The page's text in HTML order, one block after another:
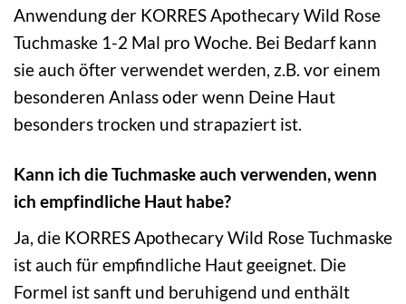
Anwendung der KORRES Apothecary Wild Rose
Tuchmaske 1-2 Mal pro Woche. Bei Bedarf kann
sie auch öfter verwendet werden, z.B. vor einem
besonderen Anlass oder wenn Deine Haut
besonders trocken und strapaziert ist.
Kann ich die Tuchmaske auch verwenden, wenn
ich empfindliche Haut habe?
Ja, die KORRES Apothecary Wild Rose Tuchmaske
ist auch für empfindliche Haut geeignet. Die
Formel ist sanft und beruhigend und enthält